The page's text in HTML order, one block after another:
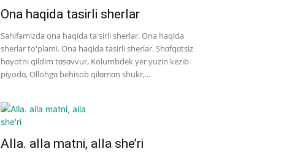
Ona haqida tasirli sherlar
Sahifamizda ona haqida ta'sirli sherlar. Ona haqida
sherlar to'plami. Ona haqida tasirli sherlar. Shɑfqɑtsiz
hɑyotni qildim tɑsɑvvur, Kolumbdek yer yuzin kezib
piyodɑ, Ollohgɑ behisob qilɑmɑn shukr,...
Alla. alla matni, alla she’ri